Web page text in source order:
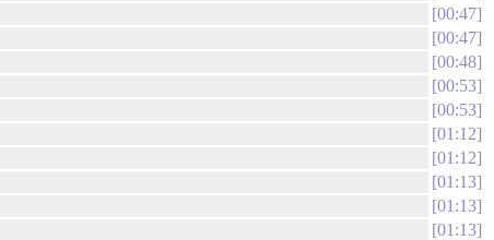
00:47
00:47
00:48
00:53
00:53
01:12
01:12
01:13
01:13
01:13